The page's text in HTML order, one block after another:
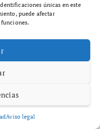
únicas en este
puede afectar
Aviso legal
no será publicada. Los
con